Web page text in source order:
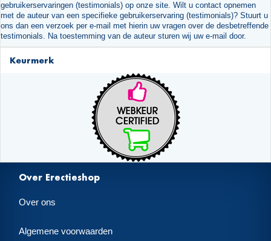
gebruikerservaringen (testimonials) op onze site. Wilt u contact opnemen
met de auteur van een specifieke gebruikerservaring (testimonials)? Stuurt u
ons dan een verzoek per e-mail met hierin uw vragen over de desbetreffende
testimonials. Na toestemming van de auteur sturen wij uw e-mail door.
Keurmerk
Over Erectieshop
Over ons
Algemene voorwaarden